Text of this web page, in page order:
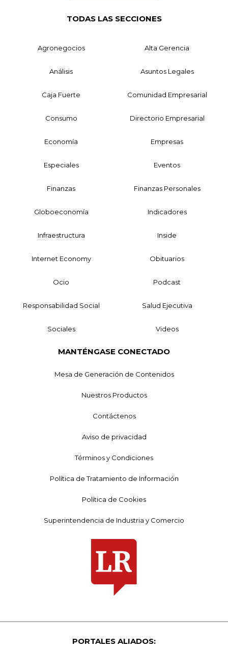
TODAS LAS SECCIONES
Agronegocios Alta Gerencia
Análisis Asuntos Legales
Caja Fuerte Comunidad Empresarial
Consumo Directorio Empresarial
Economía Empresas
Especiales Eventos
Finanzas Finanzas Personales
Globoeconomía Indicadores
Infraestructura Inside
Internet Economy Obituarios
Ocio Podcast
Responsabilidad Social Salud Ejecutiva
Sociales Videos
MANTÉNGASE CONECTADO
Mesa de Generación de Contenidos
Nuestros Productos
Contáctenos
Aviso de privacidad
Términos y Condiciones
Política de Tratamiento de Información
Política de Cookies
Superintendencia de Industria y Comercio
PORTALES ALIADOS: